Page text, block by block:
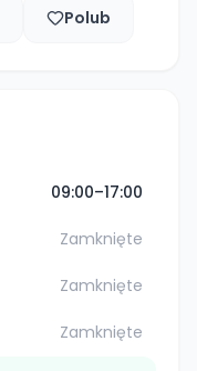
Polub
09:00–17:00
Zamknięte
Zamknięte
Zamknięte